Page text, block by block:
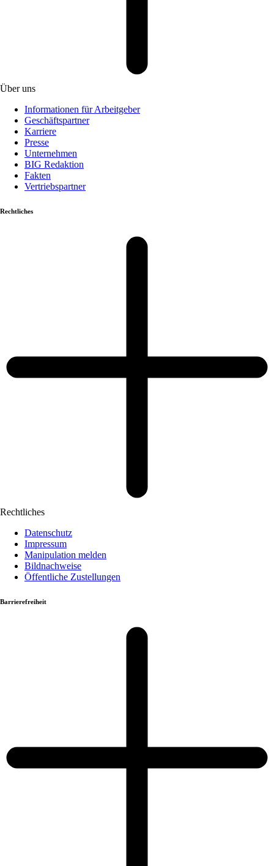
Über uns
Informationen für Arbeitgeber
Geschäftspartner
Karriere
Presse
Unternehmen
BIG Redaktion
Fakten
Vertriebspartner
Rechtliches
Rechtliches
Datenschutz
Impressum
Manipulation melden
Bildnachweise
Öffentliche Zustellungen
Barrierefreiheit